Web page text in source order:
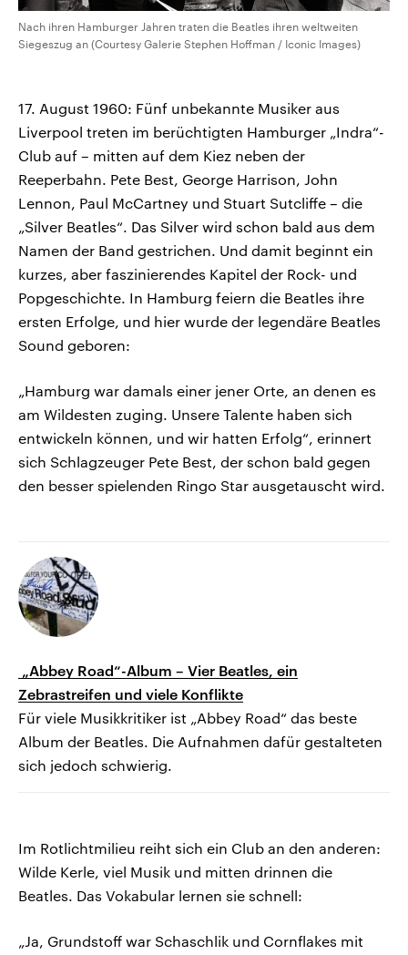
Nach ihren Hamburger Jahren traten die Beatles ihren weltweiten
Siegeszug an (Courtesy Galerie Stephen Hoffman / Iconic Images)
17. August 1960: Fünf unbekannte Musiker aus
Liverpool treten im berüchtigten Hamburger „Indra“-
Club auf – mitten auf dem Kiez neben der
Reeperbahn. Pete Best, George Harrison, John
Lennon, Paul McCartney und Stuart Sutcliffe – die
„Silver Beatles“. Das Silver wird schon bald aus dem
Namen der Band gestrichen. Und damit beginnt ein
kurzes, aber faszinierendes Kapitel der Rock- und
Popgeschichte. In Hamburg feiern die Beatles ihre
ersten Erfolge, und hier wurde der legendäre Beatles
Sound geboren:
„Hamburg war damals einer jener Orte, an denen es
am Wildesten zuging. Unsere Talente haben sich
entwickeln können, und wir hatten Erfolg“, erinnert
sich Schlagzeuger Pete Best, der schon bald gegen
den besser spielenden Ringo Star ausgetauscht wird.
„Abbey Road“-Album – Vier Beatles, ein
Zebrastreifen und viele Konflikte
Für viele Musikkritiker ist „Abbey Road“ das beste
Album der Beatles. Die Aufnahmen dafür gestalteten
sich jedoch schwierig.
Im Rotlichtmilieu reiht sich ein Club an den anderen:
Wilde Kerle, viel Musik und mitten drinnen die
Beatles. Das Vokabular lernen sie schnell:
„Ja, Grundstoff war Schaschlik und Cornflakes mit